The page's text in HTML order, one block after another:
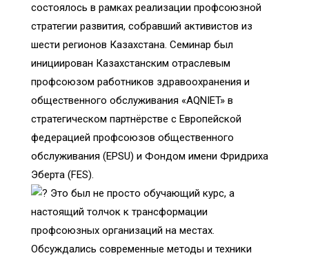
состоялось в рамках реализации профсоюзной
стратегии развития, собравший активистов из
шести регионов Казахстана. Семинар был
инициирован Казахстанским отраслевым
профсоюзом работников здравоохранения и
общественного обслуживания «AQNIET» в
стратегическом партнёрстве с Европейской
федерацией профсоюзов общественного
обслуживания (EPSU) и Фондом имени Фридриха
Эберта (FES).
Это был не просто обучающий курс, а
настоящий толчок к трансформации
профсоюзных организаций на местах.
Обсуждались современные методы и техники